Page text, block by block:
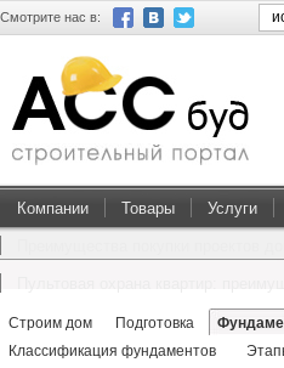
Смотрите нас в:
Компании Товары Услуги
Строим дом Подготовка
Классификация фундаментов